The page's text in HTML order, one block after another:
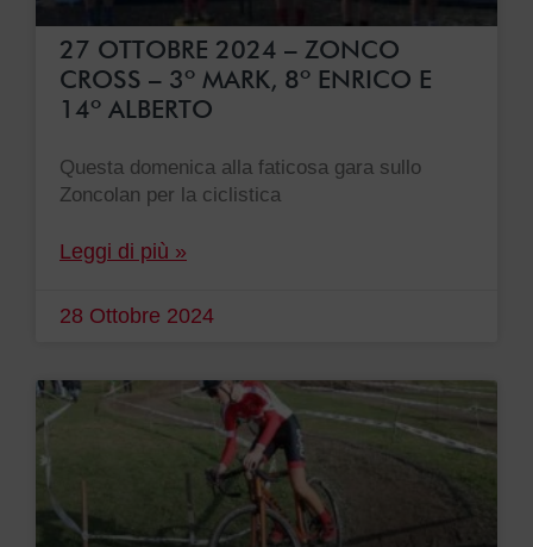
27 OTTOBRE 2024 – ZONCO
CROSS – 3º MARK, 8º ENRICO E
14º ALBERTO
Questa domenica alla faticosa gara sullo
Zoncolan per la ciclistica
Leggi di più »
28 Ottobre 2024